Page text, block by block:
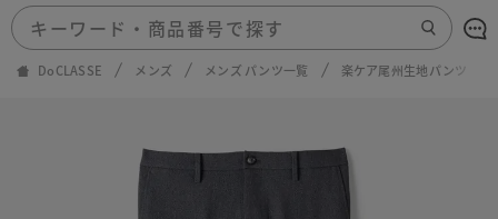
DoCLASSE メンズ メンズ パンツ一覧 楽ケア尾州生地パンツ